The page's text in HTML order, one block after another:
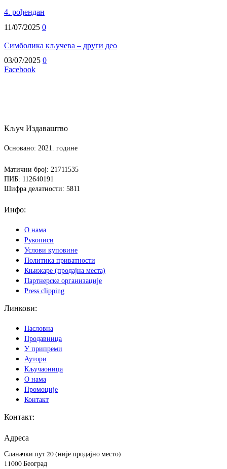
4. рођендан
11/07/2025 0
Симболика кључева – други део
03/07/2025 0
Facebook
Кључ Издаваштво
Основано: 2021. године
Матични број: 21711535
ПИБ: 112640191
Шифра делатности: 5811
Инфо:
О нама
Рукописи
Услови куповине
Политика приватности
Књижаре (продајна места)
Партнерске организације
Press clipping
Линкови:
Насловна
Продавница
У припреми
Аутори
Кључаоница
О нама
Промоције
Контакт
Контакт:
Адреса
Сланачки пут 20 (није продајно место)
11000 Београд